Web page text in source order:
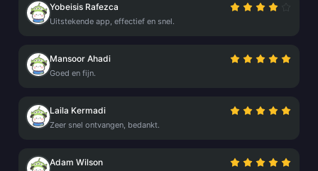
Yobeisis Rafezca
Uitstekende app, effectief en snel.
Mansoor Ahadi
Goed en fijn.
Laila Kermadi
Zeer snel ontvangen, bedankt.
Adam Wilson